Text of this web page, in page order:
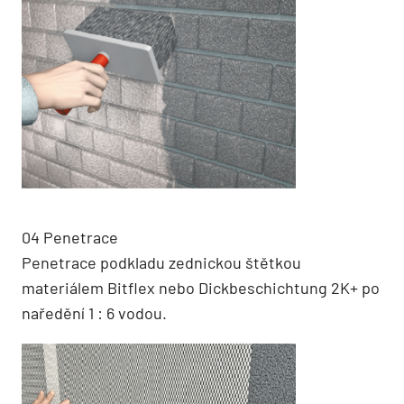
04 Penetrace
Penetrace podkladu zednickou štětkou
materiálem Bitflex nebo Dickbeschichtung 2K+ po
naředění 1 : 6 vodou.